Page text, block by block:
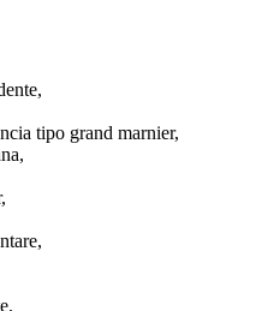
tipo grand marnier,